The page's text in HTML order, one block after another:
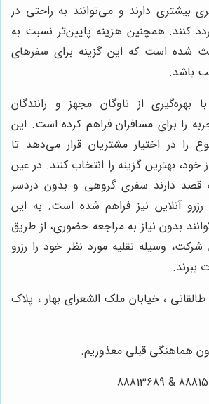
بیشتری دارند و می‌توانند به راحتی در
کنند. همچنین هزینه پایین‌تر نسبت به
شده است که این گزینه برای سفرهای
باشد.
با بهره‌گیری از ناوگان مجهز و رانندگان
را برای مسافران فراهم کرده است. این
را در اختیار مشتریان قرار می‌دهد تا
خود، بهترین گزینه را انتخاب کنند. در عین
قصد دارند سفری گروهی و بدون دردسر
رزرو آنلاین نیز فراهم شده است. به این
بدون نیاز به مراجعه حضوری، از طریق
وسیله نقلیه مورد نظر خود را رزرو
ببرند.
، خیابان ملک الشعرای بهار ، پلاک
هماهنگی قبلی معذوریم.